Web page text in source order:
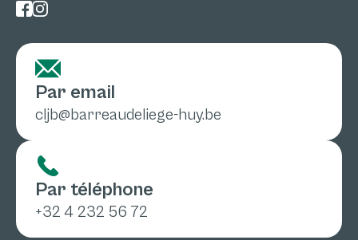
Par email
cljb@barreaudeliege-huy.be
Par téléphone
+32 4 232 56 72